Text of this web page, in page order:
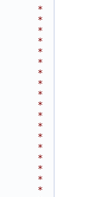
*
*
*
*
*
*
*
*
*
*
*
*
*
*
*
*
*
*